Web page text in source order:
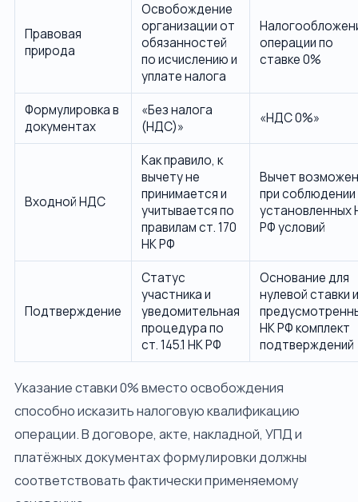
Правовая
природа
Освобождение
организации от
обязанностей
по исчислению и
уплате налога
операции по
ставке 0%
Формулировка в
документах
«Без налога
(НДС)»
«НДС 0%»
Входной НДС
Как правило, к
вычету не
принимается и
учитывается по
правилам ст. 170
НК РФ
Вычет возможен
при соблюдении
установленных
РФ условий
Подтверждение
Статус
участника и
уведомительная
процедура по
ст. 145.1 НК РФ
Основание для
нулевой ставки и
НК РФ комплект
подтверждений
Указание ставки 0% вместо освобождения
способно исказить налоговую квалификацию
операции. В договоре, акте, накладной, УПД и
платёжных документах формулировки должны
соответствовать фактически применяемому